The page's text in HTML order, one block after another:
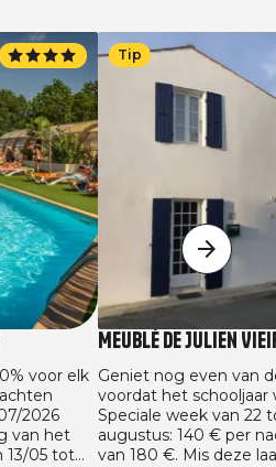
voor elk
2026
van het
13/05 tot
Tip
Meublé de Julien
Geniet nog even van
voordat het schooljaar
Speciale week van 22
augustus: 140 € per
van 180 €. Mis deze